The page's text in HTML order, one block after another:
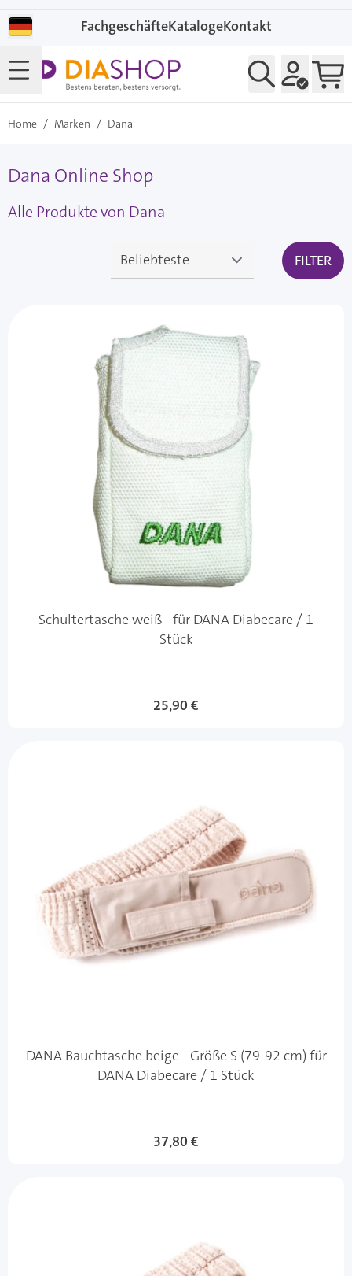
FachgeschäfteKatalogeKontakt
Home / Marken / Dana
Dana Online Shop
Alle Produkte von Dana
FILTER
Schultertasche weiß - für DANA Diabecare / 1
Stück
25,90 €
DANA Bauchtasche beige - Größe S (79-92 cm) für
DANA Diabecare / 1 Stück
37,80 €